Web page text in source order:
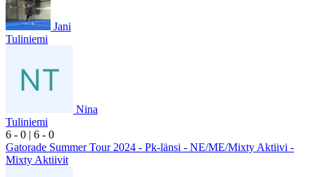
Jani
Tuliniemi
Nina
Tuliniemi
6 - 0 | 6 - 0
Gatorade Summer Tour 2024 - Pk-länsi - NE/ME/Mixty Aktiivi -
Mixty Aktiivit